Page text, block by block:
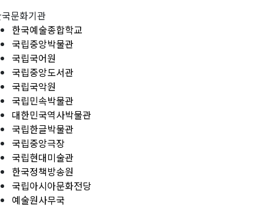
문화기관
한국예술종합학교
국립중앙박물관
국립국어원
국립중앙도서관
국립국악원
국립민속박물관
대한민국역사박물관
국립한글박물관
국립중앙극장
국립현대미술관
한국정책방송원
국립아시아문화전당
예술원사무국